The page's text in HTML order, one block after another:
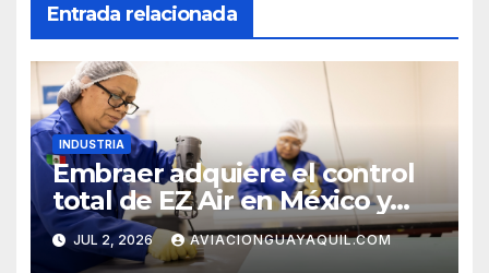
Entrada relacionada
INDUSTRIA
Embraer adquiere el control
total de EZ Air en México y
refuerza su cadena de
suministro
JUL 2, 2026 AVIACIONGUAYAQUIL.COM